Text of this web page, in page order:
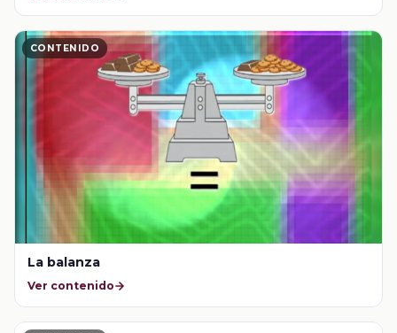
CONTENIDO
La balanza
Ver contenido